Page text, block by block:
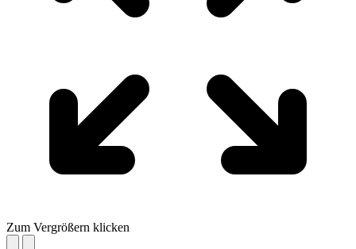
Zum Vergrößern klicken